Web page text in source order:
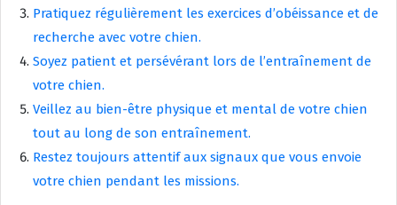
Pratiquez régulièrement les exercices d’obéissance et de
recherche avec votre chien.
Soyez patient et persévérant lors de l’entraînement de
votre chien.
Veillez au bien-être physique et mental de votre chien
tout au long de son entraînement.
Restez toujours attentif aux signaux que vous envoie
votre chien pendant les missions.